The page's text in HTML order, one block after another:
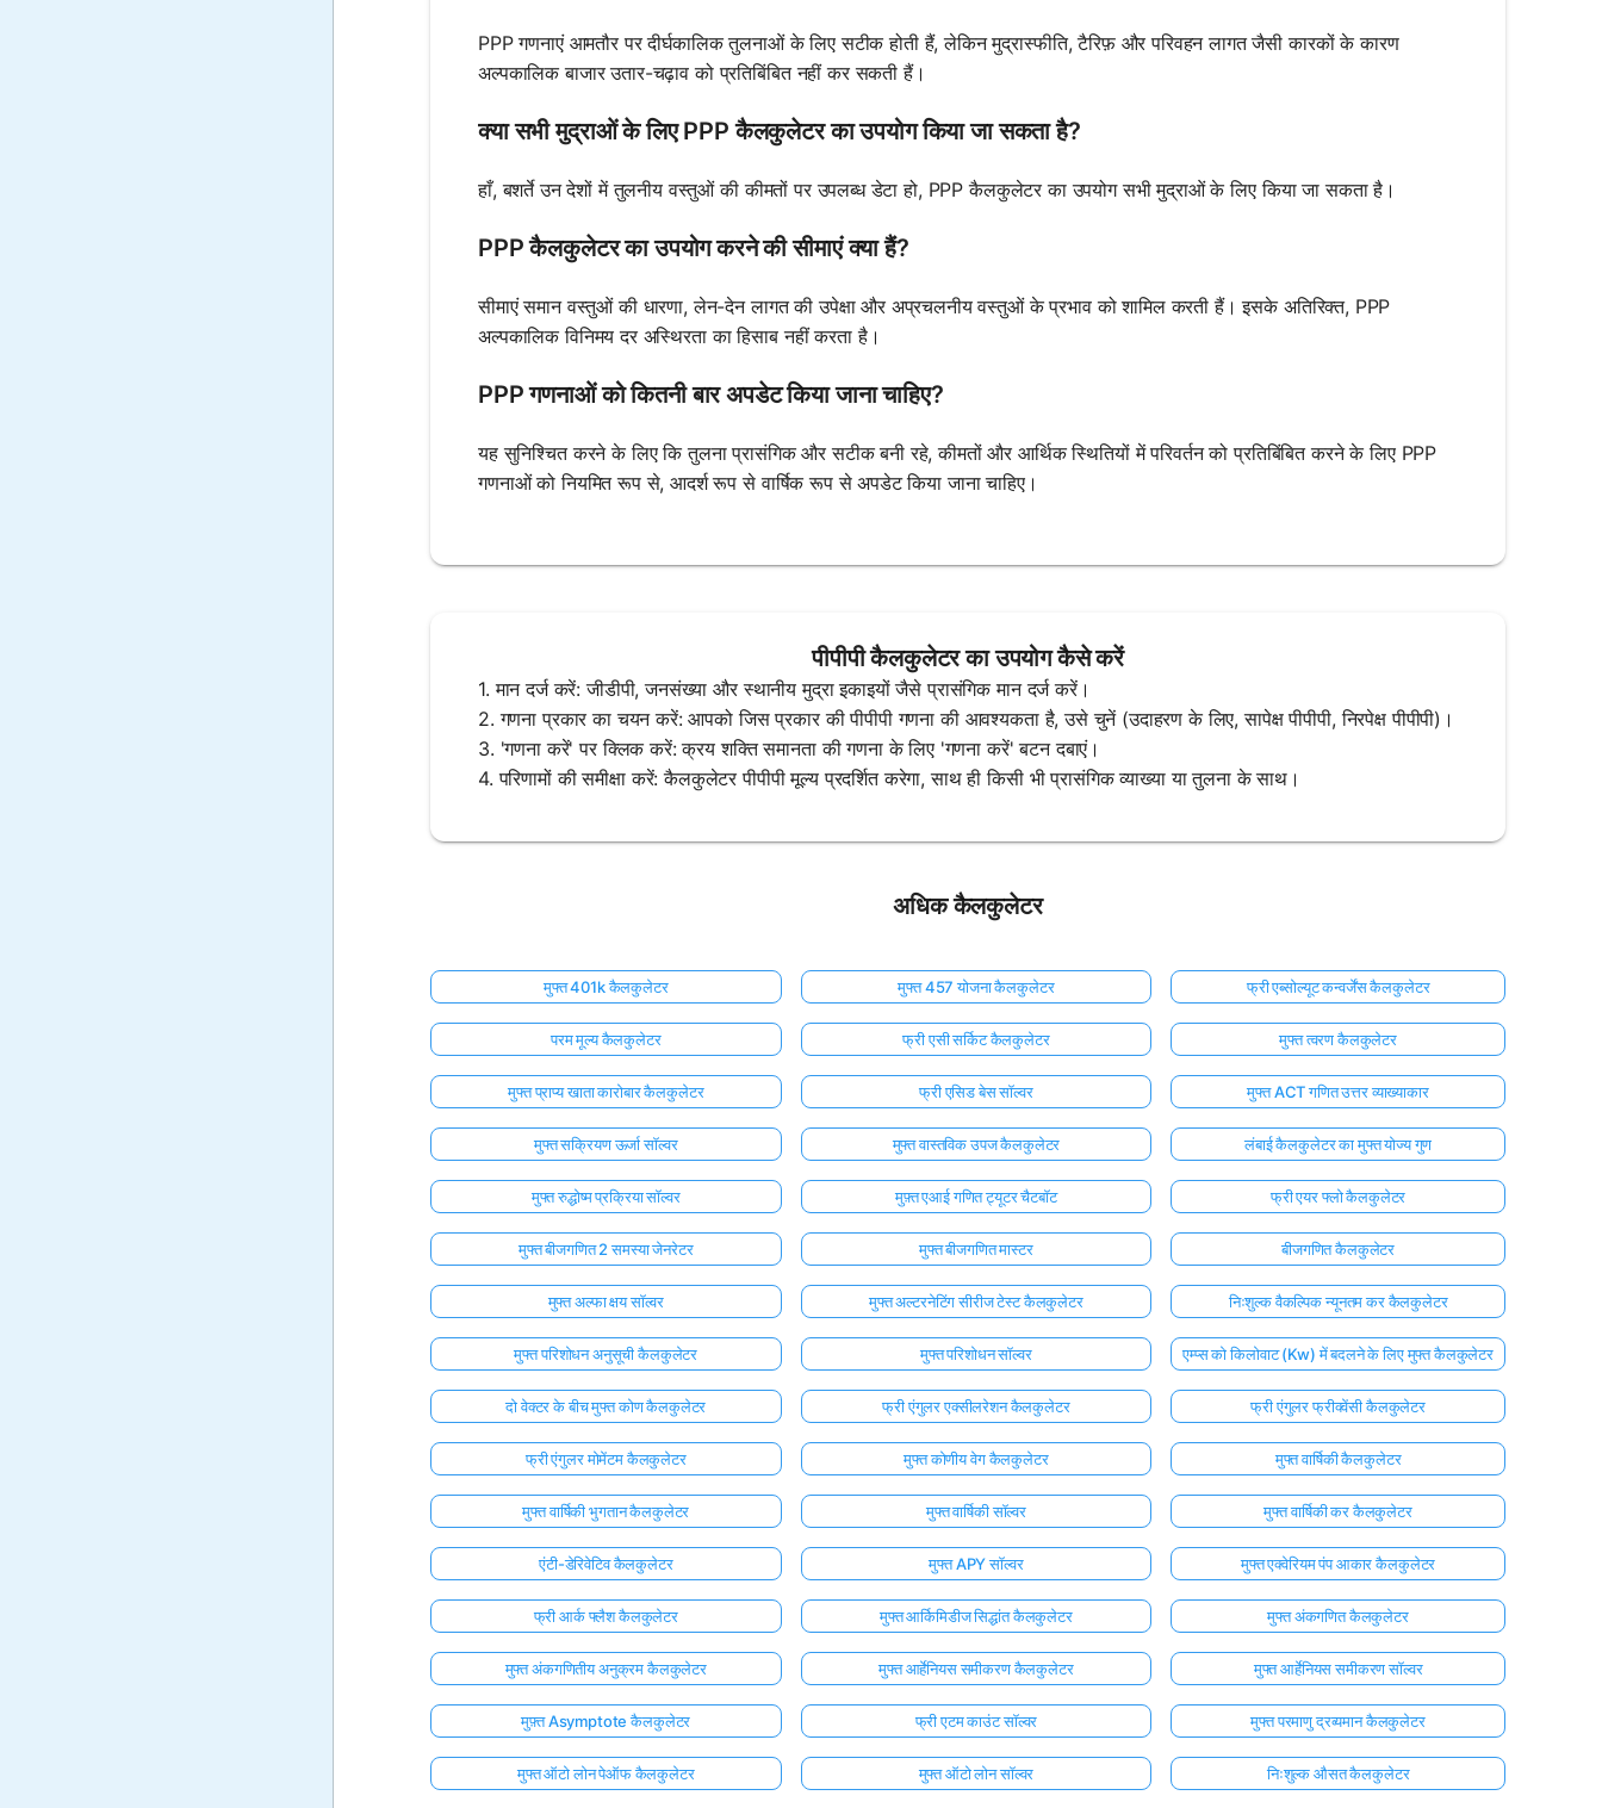
PPP गणनाएं आमतौर पर दीर्घकालिक तुलनाओं के लिए सटीक होती हैं, लेकिन मुद्रास्फीति, टैरिफ़ और परिवहन लागत जैसी कारकों के कारण
अल्पकालिक बाजार उतार-चढ़ाव को प्रतिबिंबित नहीं कर सकती हैं।
क्या सभी मुद्राओं के लिए PPP कैलकुलेटर का उपयोग किया जा सकता है?
हाँ, बशर्ते उन देशों में तुलनीय वस्तुओं की कीमतों पर उपलब्ध डेटा हो, PPP कैलकुलेटर का उपयोग सभी मुद्राओं के लिए किया जा सकता है।
PPP कैलकुलेटर का उपयोग करने की सीमाएं क्या हैं?
सीमाएं समान वस्तुओं की धारणा, लेन-देन लागत की उपेक्षा और अप्रचलनीय वस्तुओं के प्रभाव को शामिल करती हैं। इसके अतिरिक्त, PPP
अल्पकालिक विनिमय दर अस्थिरता का हिसाब नहीं करता है।
PPP गणनाओं को कितनी बार अपडेट किया जाना चाहिए?
यह सुनिश्चित करने के लिए कि तुलना प्रासंगिक और सटीक बनी रहे, कीमतों और आर्थिक स्थितियों में परिवर्तन को प्रतिबिंबित करने के लिए PPP
गणनाओं को नियमित रूप से, आदर्श रूप से वार्षिक रूप से अपडेट किया जाना चाहिए।
पीपीपी कैलकुलेटर का उपयोग कैसे करें
1. मान दर्ज करें: जीडीपी, जनसंख्या और स्थानीय मुद्रा इकाइयों जैसे प्रासंगिक मान दर्ज करें।
2. गणना प्रकार का चयन करें: आपको जिस प्रकार की पीपीपी गणना की आवश्यकता है, उसे चुनें (उदाहरण के लिए, सापेक्ष पीपीपी, निरपेक्ष पीपीपी)।
3. 'गणना करें' पर क्लिक करें: क्रय शक्ति समानता की गणना के लिए 'गणना करें' बटन दबाएं।
4. परिणामों की समीक्षा करें: कैलकुलेटर पीपीपी मूल्य प्रदर्शित करेगा, साथ ही किसी भी प्रासंगिक व्याख्या या तुलना के साथ।
अधिक कैलकुलेटर
मुफ्त 401k कैलकुलेटर मुफ्त 457 योजना कैलकुलेटर फ्री एब्सोल्यूट कन्वर्जेंस कैलकुलेटर
परम मूल्य कैलकुलेटर फ्री एसी सर्किट कैलकुलेटर मुफ्त त्वरण कैलकुलेटर
मुफ्त प्राप्य खाता कारोबार कैलकुलेटर फ्री एसिड बेस सॉल्वर मुफ्त ACT गणित उत्तर व्याख्याकार
मुफ्त सक्रियण ऊर्जा सॉल्वर मुफ्त वास्तविक उपज कैलकुलेटर लंबाई कैलकुलेटर का मुफ्त योज्य गुण
मुफ्त रुद्धोष्म प्रक्रिया सॉल्वर मुफ़्त एआई गणित ट्यूटर चैटबॉट फ्री एयर फ्लो कैलकुलेटर
मुफ्त बीजगणित 2 समस्या जेनरेटर मुफ्त बीजगणित मास्टर बीजगणित कैलकुलेटर
मुफ्त अल्फा क्षय सॉल्वर मुफ्त अल्टरनेटिंग सीरीज टेस्ट कैलकुलेटर निःशुल्क वैकल्पिक न्यूनतम कर कैलकुलेटर
मुफ्त परिशोधन अनुसूची कैलकुलेटर मुफ्त परिशोधन सॉल्वर एम्प्स को किलोवाट (Kw) में बदलने के लिए मुफ्त कैलकुलेटर
दो वेक्टर के बीच मुफ्त कोण कैलकुलेटर फ्री एंगुलर एक्सीलरेशन कैलकुलेटर फ्री एंगुलर फ्रीक्वेंसी कैलकुलेटर
फ्री एंगुलर मोमेंटम कैलकुलेटर मुफ्त कोणीय वेग कैलकुलेटर मुफ्त वार्षिकी कैलकुलेटर
मुफ्त वार्षिकी भुगतान कैलकुलेटर मुफ्त वार्षिकी सॉल्वर मुफ्त वार्षिकी कर कैलकुलेटर
एंटी-डेरिवेटिव कैलकुलेटर मुफ्त APY सॉल्वर मुफ्त एक्वेरियम पंप आकार कैलकुलेटर
फ्री आर्क फ्लैश कैलकुलेटर मुफ्त आर्किमिडीज सिद्धांत कैलकुलेटर मुफ्त अंकगणित कैलकुलेटर
मुफ्त अंकगणितीय अनुक्रम कैलकुलेटर मुफ्त आर्हेनियस समीकरण कैलकुलेटर मुफ्त आर्हेनियस समीकरण सॉल्वर
मुफ़्त Asymptote कैलकुलेटर फ्री एटम काउंट सॉल्वर मुफ्त परमाणु द्रव्यमान कैलकुलेटर
मुफ्त ऑटो लोन पेऑफ कैलकुलेटर मुफ्त ऑटो लोन सॉल्वर निःशुल्क औसत कैलकुलेटर